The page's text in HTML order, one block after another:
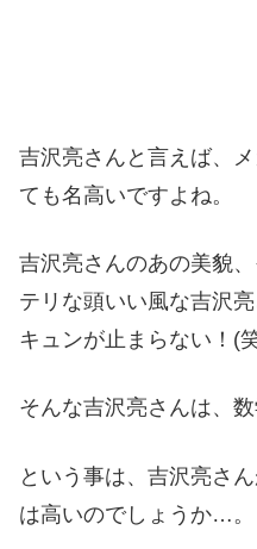
吉沢亮さんと言えば、
ても名高いですよね。
吉沢亮さんのあの美貌
テリな頭いい風な吉沢
キュンが止まらない！(
そんな吉沢亮さんは、
という事は、吉沢亮さ
は高いのでしょうか…。